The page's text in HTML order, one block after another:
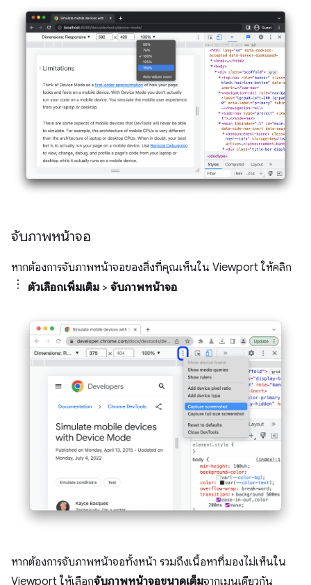
จับภาพหน้าจอ
หากต้องการจับภาพหน้าจอของสิ่งที่คุณเห็นใน Viewport ให้คลิก
ตัวเลือกเพิ่มเติม > จับภาพหน้าจอ
หากต้องการจับภาพหน้าจอทั้งหน้า รวมถึงเนื้อหาที่มองไม่เห็นใน
Viewport ให้เลือกจับภาพหน้าจอขนาดเต็มจากเมนูเดียวกัน